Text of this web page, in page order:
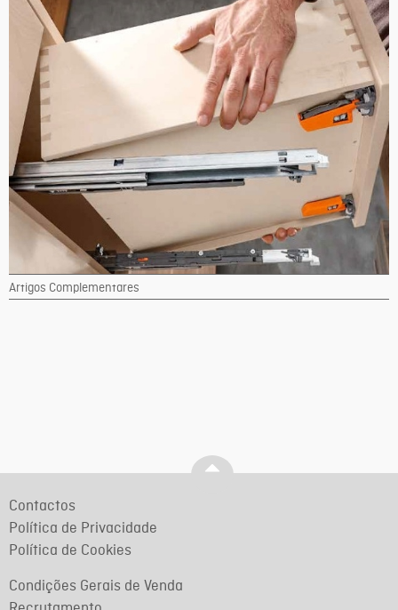
Artigos Complementares
Contactos
Política de Privacidade
Política de Cookies
Condições Gerais de Venda